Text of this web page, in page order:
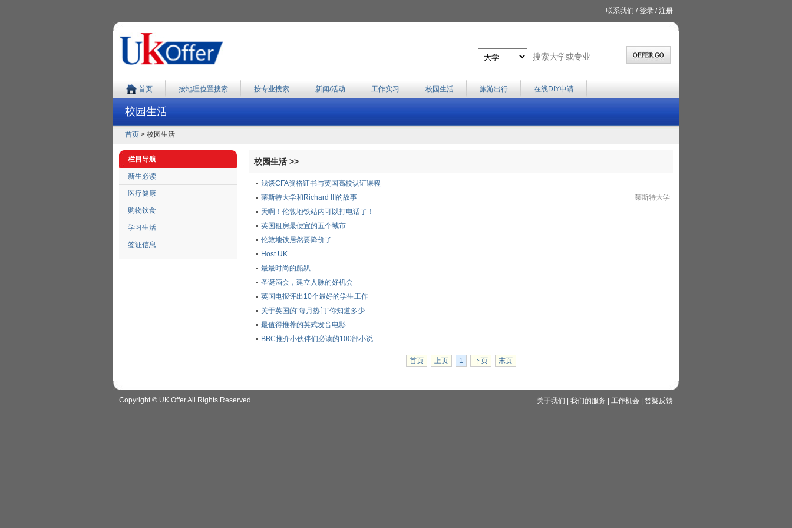
联系我们 /登录 /注册
首页 按地理位置搜索 按专业搜索 新闻/活动 工作实习 校园生活 旅游出行 在线DIY申请
校园生活
首页 > 校园生活
栏目导航
新生必读
医疗健康
购物饮食
学习生活
签证信息
校园生活 >>
浅谈CFA资格证书与英国高校认证课程
莱斯特大学和Richard III的故事
莱斯特大学
天啊！伦敦地铁站内可以打电话了！
英国租房最便宜的五个城市
伦敦地铁居然要降价了
Host UK
最最时尚的船趴
圣诞酒会，建立人脉的好机会
英国电报评出10个最好的学生工作
关于英国的“每月热门”你知道多少
最值得推荐的英式发音电影
BBC推介小伙伴们必读的100部小说
首页 上页 1 下页 末页
Copyright © UK Offer All Rights Reserved 关于我们 我们的服务 工作机会 答疑反馈